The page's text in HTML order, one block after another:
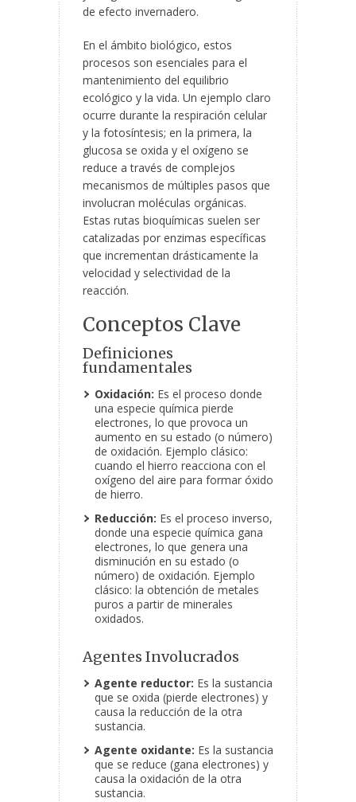
de efecto invernadero.
En el ámbito biológico, estos
procesos son esenciales para el
mantenimiento del equilibrio
ecológico y la vida. Un ejemplo claro
ocurre durante la respiración celular
y la fotosíntesis; en la primera, la
glucosa se oxida y el oxígeno se
reduce a través de complejos
mecanismos de múltiples pasos que
involucran moléculas orgánicas.
Estas rutas bioquímicas suelen ser
catalizadas por enzimas específicas
que incrementan drásticamente la
velocidad y selectividad de la
reacción.
Conceptos Clave
Definiciones
fundamentales
Oxidación: Es el proceso donde
una especie química pierde
electrones, lo que provoca un
aumento en su estado (o número)
de oxidación. Ejemplo clásico:
cuando el hierro reacciona con el
oxígeno del aire para formar óxido
de hierro.
Reducción: Es el proceso inverso,
donde una especie química gana
electrones, lo que genera una
disminución en su estado (o
número) de oxidación. Ejemplo
clásico: la obtención de metales
puros a partir de minerales
oxidados.
Agentes Involucrados
Agente reductor: Es la sustancia
que se oxida (pierde electrones) y
causa la reducción de la otra
sustancia.
Agente oxidante: Es la sustancia
que se reduce (gana electrones) y
causa la oxidación de la otra
sustancia.